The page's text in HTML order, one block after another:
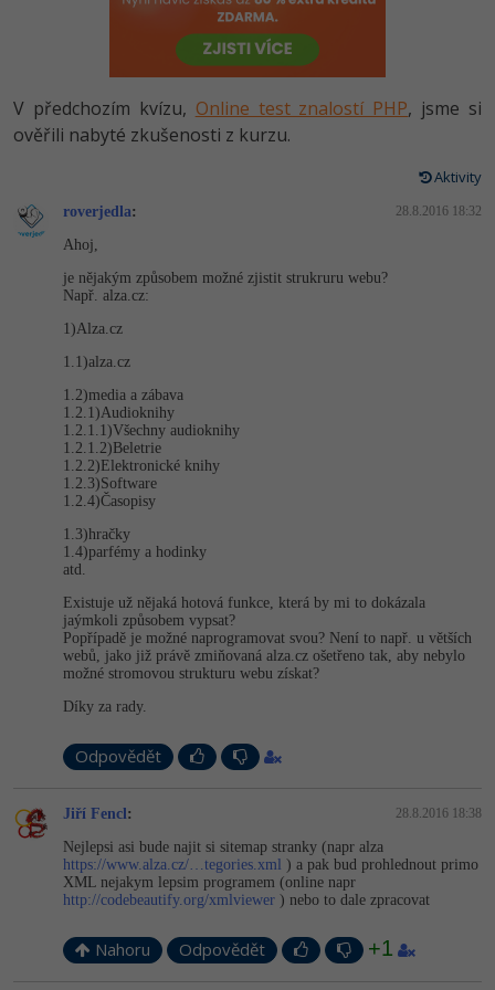
HTML5, CSS3, Bootstrap, SEO
Testování a verzování
Spring
Django
Best practices
JavaScript
Python
HTML / CSS
MySQL/MariaDB
MS-SQL
SQLite
Vývojář mobilních aplikací
Specialista na AI a bigdata
C# Game developer
Tester
Systémový administrátor
Grafik / UX/UI návrhář
Projektový manažer
Databázový analytik
Copywriter
SEO specialista
-80%
-80%
PHP -80%
Kotlin -80%
C
SQL
Návrh SW -80%
Algoritmy
Pro děti
Fórum
Kurzy e-commerce
Testování softwaru
Datová analýza
Digitální gramotnost
Kurzy designu
HTML/CSS -80%
Photoshop -80%
V předchozím kvízu, Online test znalostí PHP, jsme si
ověřili nabyté zkušenosti z kurzu.
Aktivity
roverjedla: 28.8.2016 18:32
Ahoj,
je nějakým způsobem možné zjistit strukruru webu?
Např. alza.cz:
1)Alza.cz
1.1)alza.cz
1.2)media a zábava
1.2.1)Audioknihy
1.2.1.1)Všechny audioknihy
1.2.1.2)Beletrie
1.2.2)Elektronické knihy
1.2.3)Software
1.2.4)Časopisy
1.3)hračky
1.4)parfémy a hodinky
atd.
Existuje už nějaká hotová funkce, která by mi to dokázala
jaýmkoli způsobem vypsat?
Popřípadě je možné naprogramovat svou? Není to např. u větších
webů, jako již právě zmiňovaná alza.cz ošetřeno tak, aby nebylo
možné stromovou strukturu webu získat?
Díky za rady.
Odpovědět
Jiří Fencl: 28.8.2016 18:38
Nejlepsi asi bude najit si sitemap stranky (napr alza
https://www.alza.cz/…tegories.xml ) a pak bud prohlednout primo
XML nejakym lepsim programem (online napr
http://codebeautify.org/xmlviewer ) nebo to dale zpracovat
Nahoru Odpovědět +1